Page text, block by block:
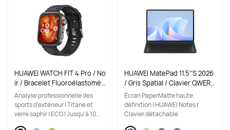
HUAWEI WATCH FIT 4 Pro / No
ir / Bracelet Fluoroélastomèr
e / Titane et verre saphir / G
PS / ECG / Bluetooth 5.2 / Mo
ntre connectée / Fonctionne
Analyse professionnelle des
sports d'extérieur | Titane et
verre saphir | ECG | Jusqu'à 10
HUAWEI MatePad 11.5''S 2026
/ Gris Spatial / Clavier QWERT
Y Inclus / 11,5 pouces / 12Go R
AM / 256Go ROM / WiFi
Écran PaperMatte haute
définition | HUAWEI Notes |
Clavier détachable